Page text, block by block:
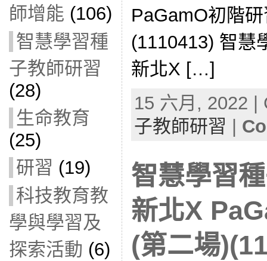
師增能 (106)
智慧學習種
子教師研習
(28)
生命教育
(25)
研習 (19)
科技教育教
學與學習及
探索活動 (6)
PaGamO初階
(1110413) 智慧
新北X […]
15 六月, 2022
子教師研習
智慧學習
新北X
(第二場